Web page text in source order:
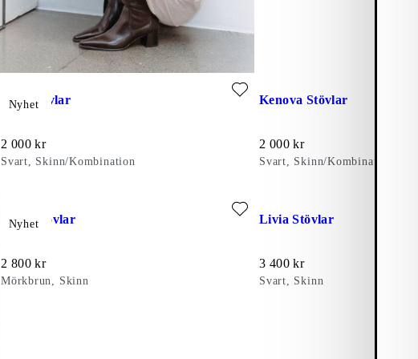
Ellis Stövlar
Nyhet
Pris:
2 000kr
Svart, Skinn/Kombination
Lägg till favorit: ELLIS STÖVLAR (Svart, Skinn/Kombination)
Kenova Stövlar
Pris:
2 000kr
Svart, Skinn/Kombination
Livia Stövlar
Nyhet
Pris:
2 800kr
Mörkbrun, Skinn
Lägg till favorit: LIVIA STÖVLAR (Mörkbrun, Skinn)
Livia Stövlar
Pris:
3 400kr
Svart, Skinn